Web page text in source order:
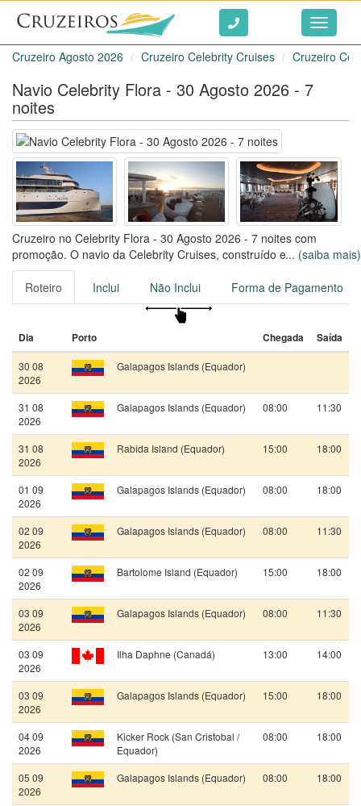
Ir ao conteúdo
Toggle
Cruzeiro Agosto 2026
Cruzeiro Celebrity Cruises Cruzeiro
Navio Celebrity Flora - 30 Agosto 2026 - 7
noites
Cruzeiro no Celebrity Flora - 30 Agosto 2026 - 7 noites com
promoção. O navio da Celebrity Cruises, construído em 2019,
comporta até 120 passageiros, com uma tripulação de 50
colaboradores.
Viaje no Celebrity Flora por 7 noites, saindo de Galapagos
... (saiba mais)
Roteiro Inclui Não Inclui Forma de Pagamento
Dia Porto Chegada Saída
30 08
2026
Galapagos Islands (Equador)
31 08
2026
Galapagos Islands (Equador) 08:00 11:30
31 08
2026
Rabida Island (Equador) 15:00 18:00
01 09
2026
Galapagos Islands (Equador) 08:00 18:00
02 09
2026
Galapagos Islands (Equador) 08:00 11:30
02 09
2026
Bartolome Island (Equador) 15:00 18:00
03 09
2026
Galapagos Islands (Equador) 08:00 11:30
03 09
2026
Ilha Daphne (Canadá) 13:00 14:00
03 09
2026
Galapagos Islands (Equador) 15:00 18:00
04 09
2026
Kicker Rock (San Cristobal /
Equador)
08:00 18:00
05 09
2026
Galapagos Islands (Equador) 08:00 18:00